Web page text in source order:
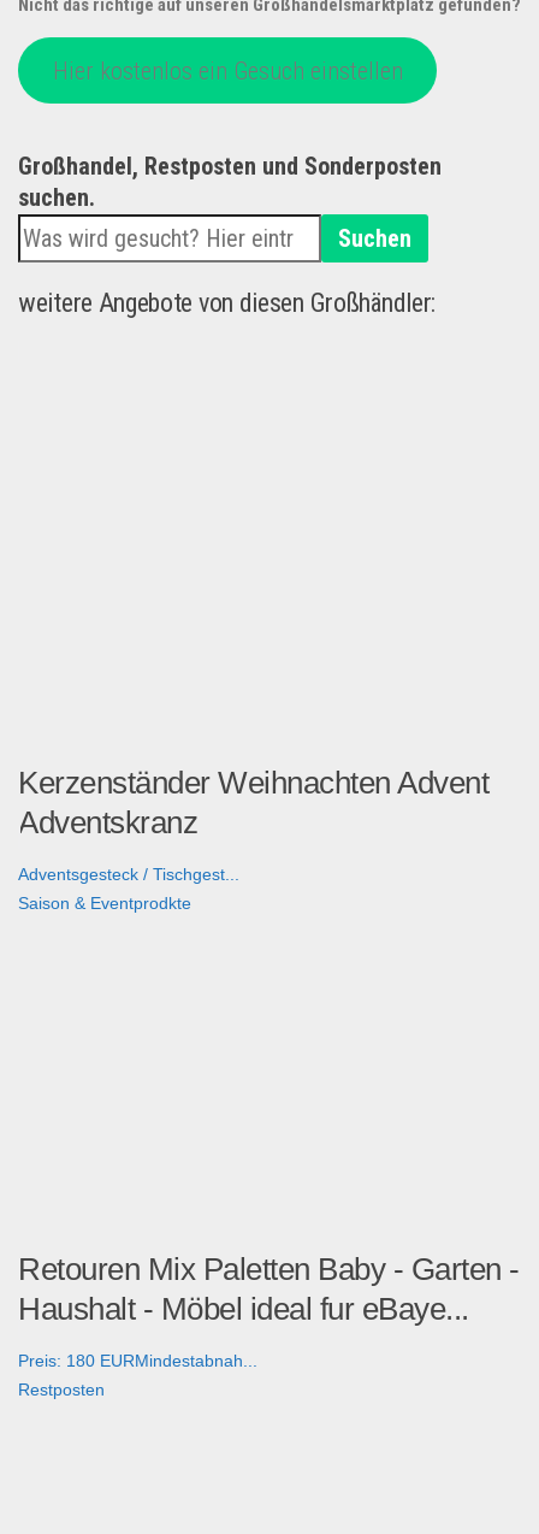
Nicht das richtige auf unseren Großhandelsmarktplatz gefunden?
Hier kostenlos ein Gesuch einstellen
Großhandel, Restposten und Sonderposten
suchen.
Suchen
weitere Angebote von diesen Großhändler:
Kerzenständer Weihnachten Advent
Adventskranz
Adventsgesteck / Tischgest...
Saison & Eventprodkte
Retouren Mix Paletten Baby - Garten -
Haushalt - Möbel ideal fur eBaye...
Preis: 180 EURMindestabnah...
Restposten